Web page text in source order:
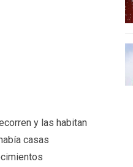
y las habitan
casas